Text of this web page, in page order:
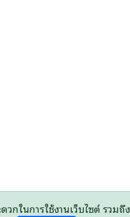
ในการใช้งานเว็บไซต์ รว